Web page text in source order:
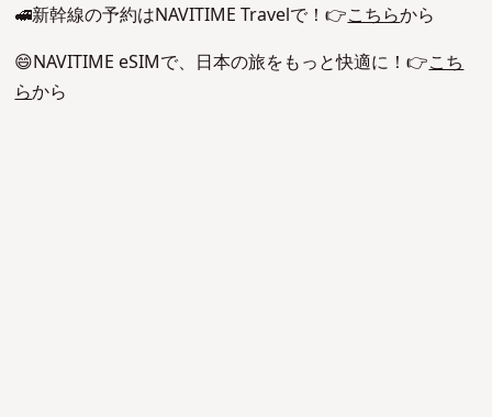
🚅新幹線の予約はNAVITIME Travelで！👉こちらから
😄NAVITIME eSIMで、日本の旅をもっと快適に！👉こち
らから